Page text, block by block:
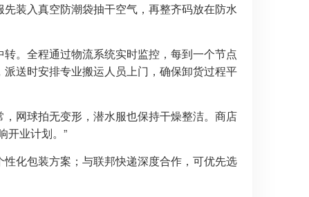
装入真空防潮袋抽干空气，再整齐码放在防水
。全程通过物流系统实时监控，每到一个节点
送时安排专业搬运人员上门，确保卸货过程平
网球拍无变形，潜水服也保持干燥整洁。商店
开业计划。”
化包装方案；与联邦快递深度合作，可优先选